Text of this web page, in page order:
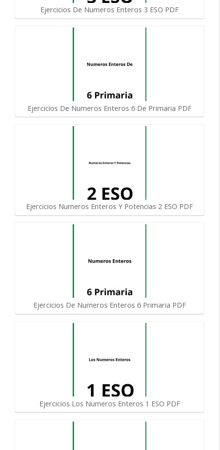
Ejercicios De Numeros Enteros 3 ESO PDF
Ejercicios De Numeros Enteros 6 De Primaria PDF
Ejercicios Numeros Enteros Y Potencias 2 ESO PDF
Ejercicios De Numeros Enteros 6 Primaria PDF
Ejercicios Los Numeros Enteros 1 ESO PDF